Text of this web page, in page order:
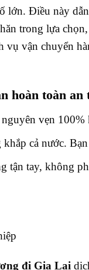
lớn. Điều này
trong lựa
vụ vận chuyển
hoàn toàn an
vẹn
cả nước.
tận tay, không
đi Gia Lai